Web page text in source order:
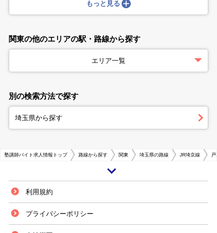
もっと見る
関東の他のエリアの駅・路線から探す
エリア一覧
別の検索方法で探す
埼玉県から探す
塾講師バイト求人情報トップ 路線から探す 関東 埼玉県の路線 JR埼京線
埼玉県南部の戸田市にあるJR埼京線の戸田公園駅は、都心池袋までの所要
周辺は、古くからベッドタウンとして発展し、現在も住宅・マンション街が
広がっています。 街中には大型スーパーマーケットをはじめ、日々の生活
に便利な商店も充実している他、小中学校をメインに教育機関の数も多くな
利用規約
プライバシーポリシー